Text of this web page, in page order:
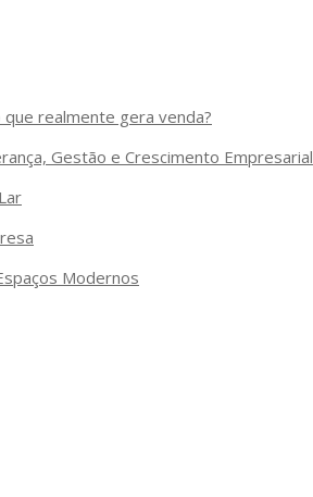
realmente gera venda?
Gestão e Crescimento Empresarial
Modernos